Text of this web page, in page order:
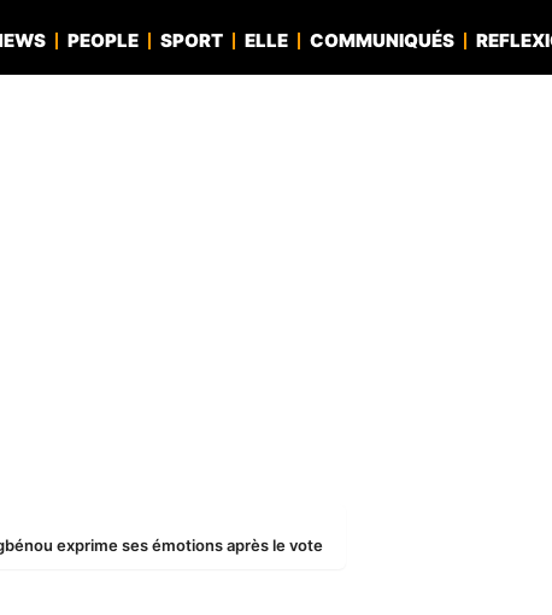
PEOPLE SPORT ELLE COMMUNIQUÉS
exprime ses émotions après le vote